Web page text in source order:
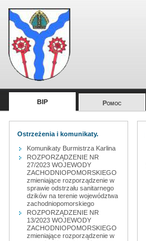
BIP Pomoc
Ostrzeżenia i komunikaty.
Komunikaty Burmistrza Karlina
ROZPORZĄDZENIE NR
27/2023 WOJEWODY
ZACHODNIOPOMORSKIEGO
zmieniające rozporządzenie w
sprawie odstrzału sanitarnego
dzików na terenie województwa
zachodniopomorskiego
ROZPORZĄDZENIE NR
13/2023 WOJEWODY
ZACHODNIOPOMORSKIEGO
zmieniające rozporządzenie w